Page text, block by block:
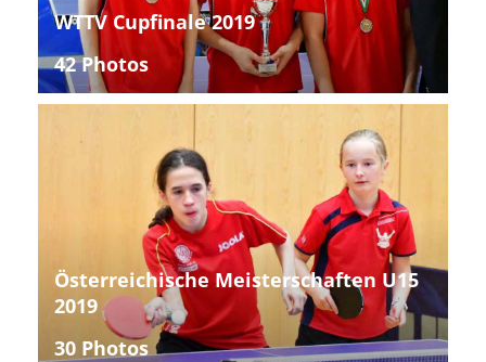
WTTV Cupfinale 2019
42 Photos
Österreichische Meisterschaften U15
2019
30 Photos